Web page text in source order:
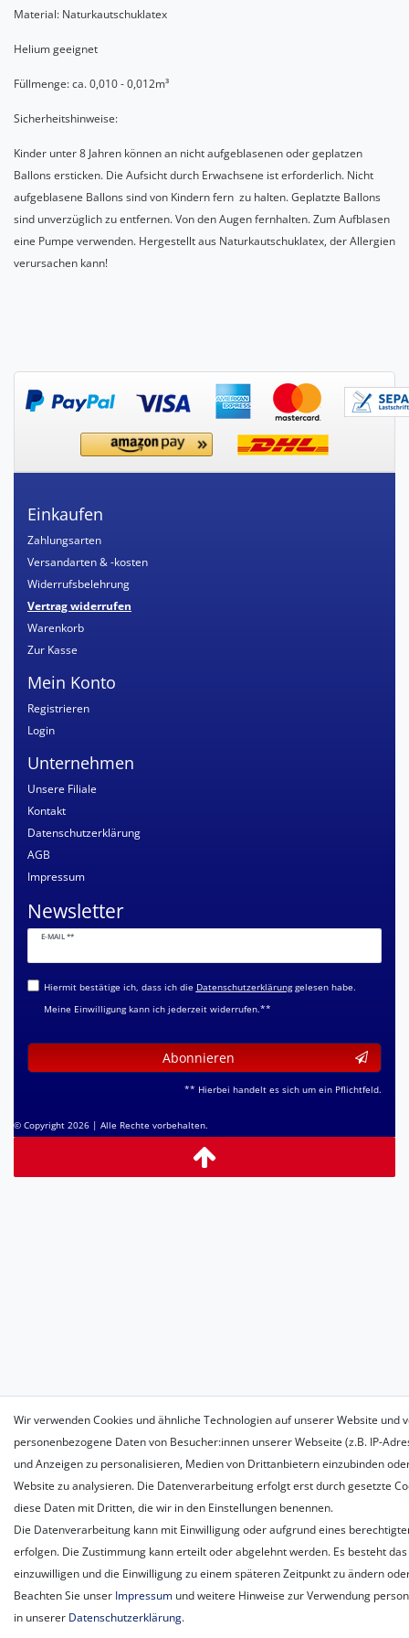
Material: Naturkautschuklatex
Helium geeignet
Füllmenge: ca. 0,010 - 0,012m³
Sicherheitshinweise:
Kinder unter 8 Jahren können an nicht aufgeblasenen oder geplatzen
Ballons ersticken. Die Aufsicht durch Erwachsene ist erforderlich. Nicht
aufgeblasene Ballons sind von Kindern fern zu halten. Geplatzte Ballons
sind unverzüglich zu entfernen. Von den Augen fernhalten. Zum Aufblasen
eine Pumpe verwenden. Hergestellt aus Naturkautschuklatex, der Allergien
verursachen kann!
Einkaufen
Zahlungsarten
Versandarten & -kosten
Widerrufsbelehrung
Vertrag widerrufen
Warenkorb
Zur Kasse
Mein Konto
Registrieren
Login
Unternehmen
Unsere Filiale
Kontakt
Datenschutzerklärung
AGB
Impressum
Newsletter
E-MAIL **
Newsletter
Honig
Hiermit bestätige ich, dass ich die Daten­schutz­erklärunggelesen habe.
Meine Einwilligung kann ich jederzeit widerrufen.**
Abonnieren
** Hierbei handelt es sich um ein Pflichtfeld.
© Copyright 2026 | Alle Rechte vorbehalten.
Wir verwenden Cookies und ähnliche Technologien auf unserer Website und
personenbezogene Daten von Besucher:innen unserer Webseite (z.B. IP-
und Anzeigen zu personalisieren, Medien von Drittanbietern einzubinden
Website zu analysieren. Die Datenverarbeitung erfolgt erst durch gesetzte
diese Daten mit Dritten, die wir in den Einstellungen benennen.
Die Datenverarbeitung kann mit Einwilligung oder aufgrund eines
erfolgen. Die Zustimmung kann erteilt oder abgelehnt werden. Es besteht das
einzuwilligen und die Einwilligung zu einem späteren Zeitpunkt zu ändern
Beachten Sie unser Impressum und weitere Hinweise zur Verwendung
in unserer Daten­schutz­erklärung.